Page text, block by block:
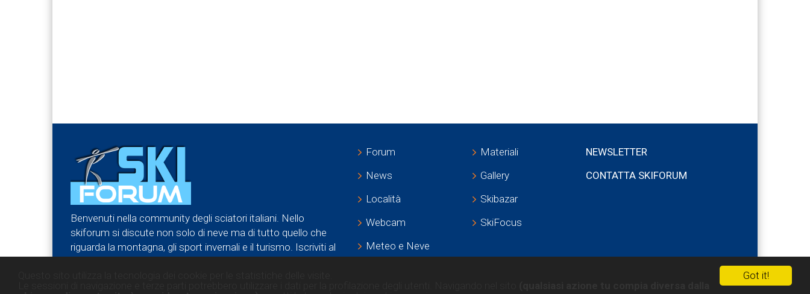
Got it!
Benvenuti nella community degli sciatori italiani. Nello
skiforum si discute non solo di neve ma di tutto quello che
riguarda la montagna, gli sport invernali e il turismo. Iscriviti al
Forum
News
Località
Webcam
Meteo e Neve
Materiali
Gallery
Skibazar
SkiFocus
NEWSLETTER
CONTATTA SKIFORUM